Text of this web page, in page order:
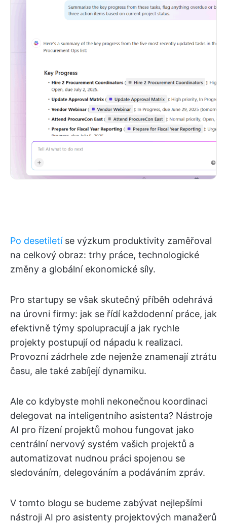
Po desetiletíse výzkum produktivity zaměřoval
na celkový obraz: trhy práce, technologické
změny a globální ekonomické síly.
Pro startupy se však skutečný příběh odehrává
na úrovni firmy: jak se řídí každodenní práce, jak
efektivně týmy spolupracují a jak rychle
projekty postupují od nápadu k realizaci.
Provozní zádrhele zde nejenže znamenají ztrátu
času, ale také zabíjejí dynamiku.
Ale co kdybyste mohli nekonečnou koordinaci
delegovat na inteligentního asistenta? Nástroje
AI pro řízení projektů mohou fungovat jako
centrální nervový systém vašich projektů a
automatizovat nudnou práci spojenou se
sledováním, delegováním a podáváním zpráv.
V tomto blogu se budeme zabývat nejlepšími
nástroji AI pro asistenty projektových manažerů